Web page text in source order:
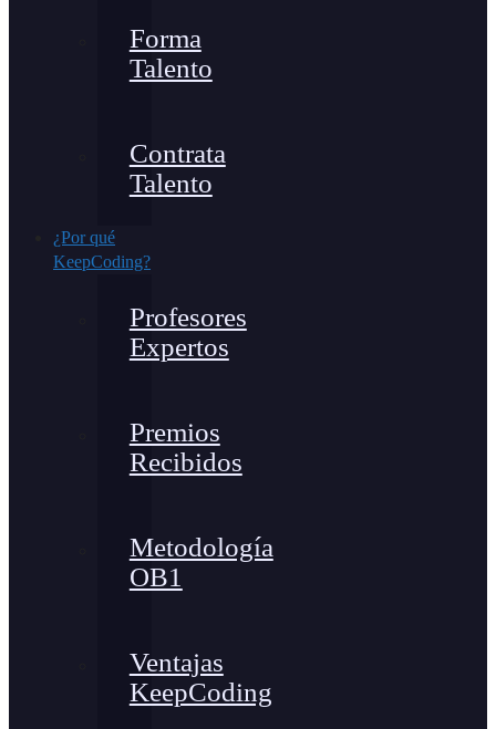
Forma
Talento
Contrata
Talento
¿Por qué
KeepCoding?
Profesores
Expertos
Premios
Recibidos
Metodología
OB1
Ventajas
KeepCoding